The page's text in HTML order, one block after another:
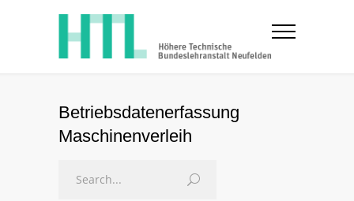
Betriebsdatenerfassung
Maschinenverleih